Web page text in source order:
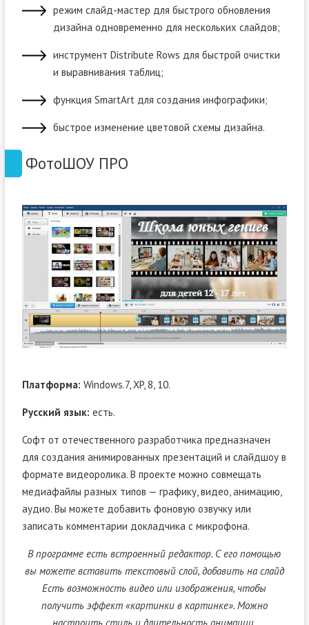
режим слайд-мастер для быстрого обновления
дизайна одновременно для нескольких слайдов;
инструмент Distribute Rows для быстрой очистки
и выравнивания таблиц;
функция SmartArt для создания инфографики;
быстрое изменение цветовой схемы дизайна.
ФотоШОУ ПРО
Платформа: Windows.7, XP, 8, 10.
Русский язык: есть.
Софт от отечественного разработчика предназначен
для создания анимированных презентаций и слайдшоу в
формате видеоролика. В проекте можно совмещать
медиафайлы разных типов — графику, видео, анимацию,
аудио. Вы можете добавить фоновую озвучку или
записать комментарии докладчика с микрофона.
В программе есть встроенный редактор. С его помощью
вы можете вставить текстовый слой, добавить на слайд
Есть возможность видео или изображения, чтобы
получить эффект «картинки в картинке». Можно